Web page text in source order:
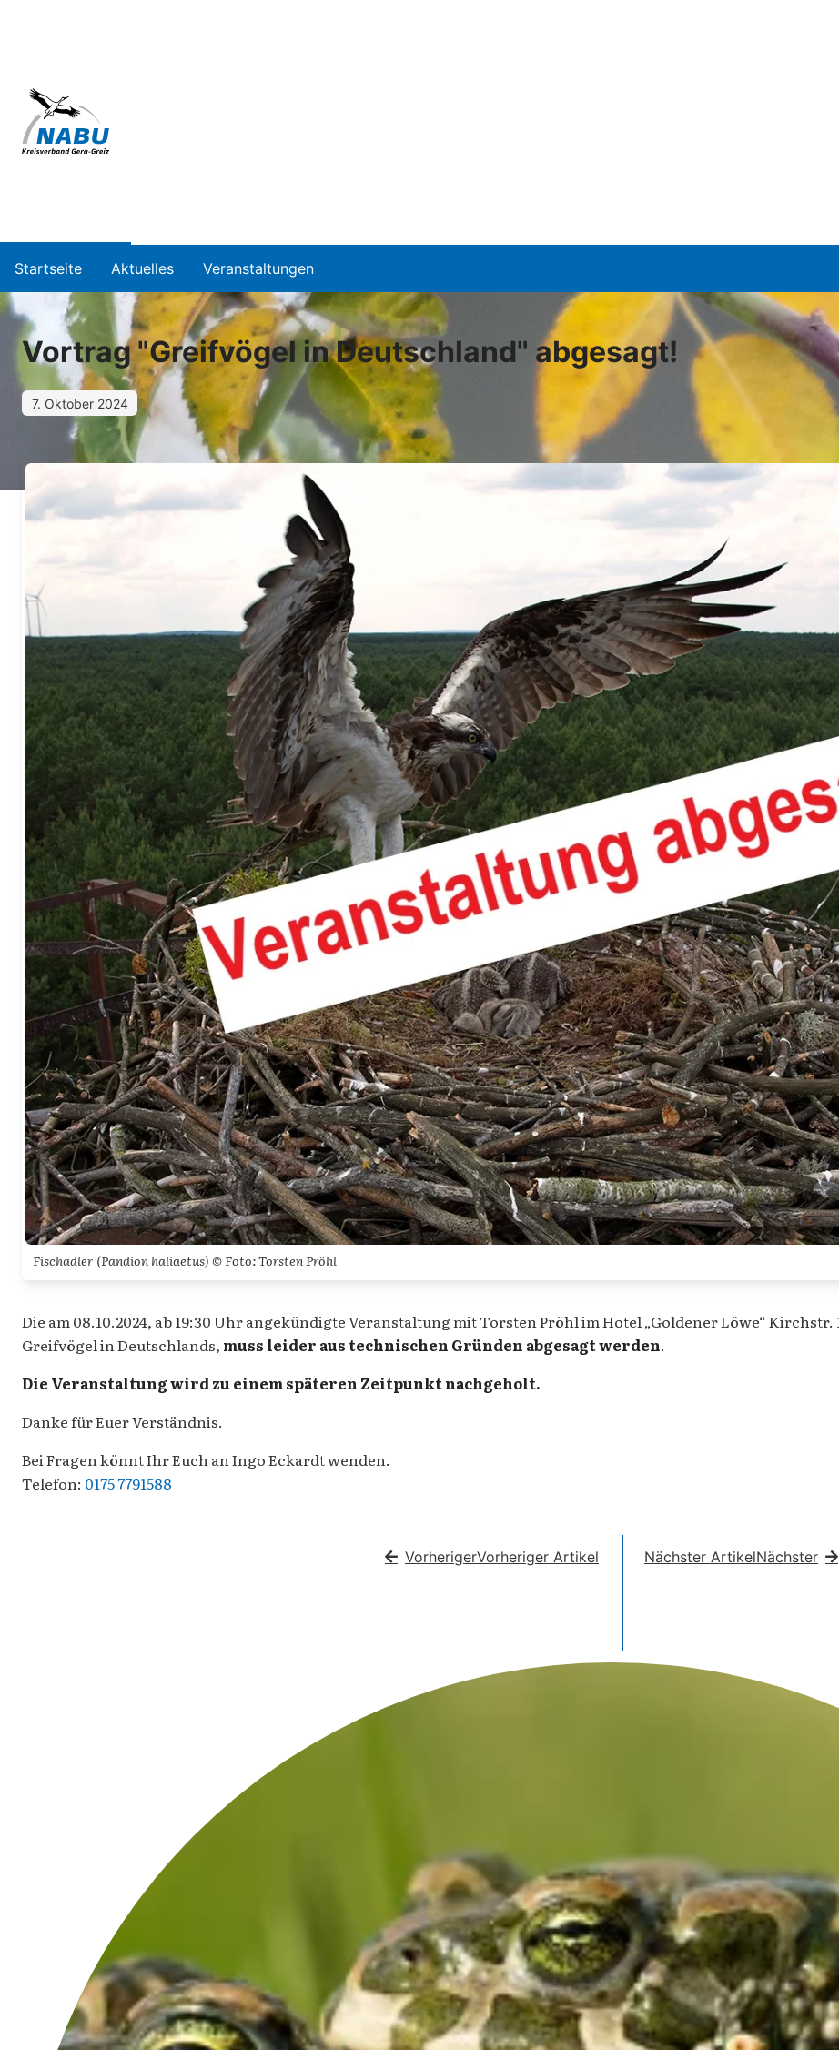
Startseite Aktuelles Veranstaltungen
Vortrag "Greifvögel in Deutschland" abgesagt!
7. Oktober 2024
Fischadler (Pandion haliaetus) © Foto: Torsten Pröhl
Die am 08.10.2024, ab 19:30 Uhr angekündigte Veranstaltung mit Torsten Pröhl im Hotel „Goldener Löwe“
Greifvögel in Deutschlands, muss leider aus technischen Gründen abgesagt werden.
Die Veranstaltung wird zu einem späteren Zeitpunkt nachgeholt.
Danke für Euer Verständnis.
Bei Fragen könnt Ihr Euch an Ingo Eckardt wenden.
Telefon: 0175 7791588
VorherigerVorheriger Artikel Nächster ArtikelNächster